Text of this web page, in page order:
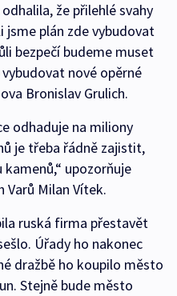
že přilehlé svahy
jsme plán zde vybudovat
bezpečí budeme muset
nové opěrné
Bronislav Grulich.
odhaduje na miliony
je třeba řádně zajistit,
upozorňuje
Milan Vítek.
ruská firma přestavět
Úřady ho nakonec
dražbě ho koupilo město
Stejně bude město